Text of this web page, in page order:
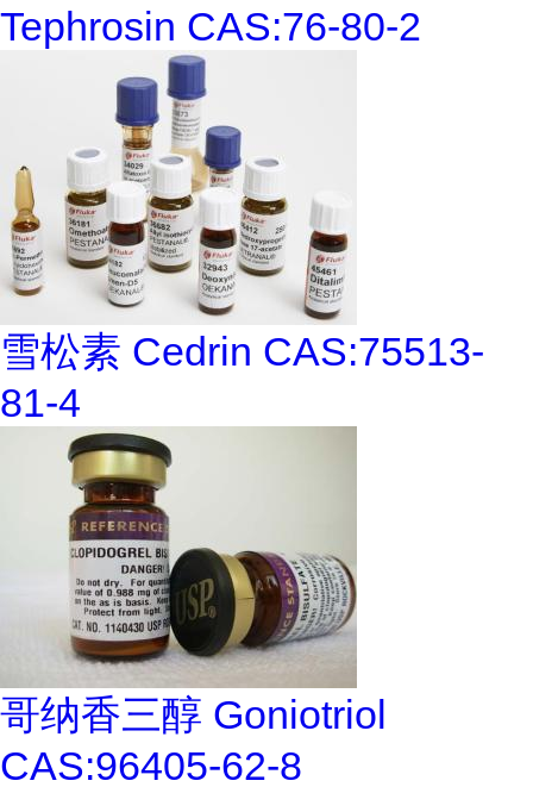
Tephrosin CAS:76-80-2
雪松素 Cedrin CAS:75513-
81-4
哥纳香三醇 Goniotriol
CAS:96405-62-8